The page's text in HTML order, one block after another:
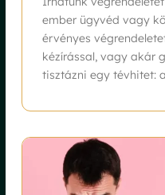
ember ügyvéd vagy
érvényes
kézírással, vagy akár
tisztázni egy tévhitet: